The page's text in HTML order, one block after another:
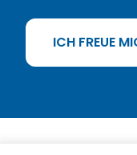
ICH FREUE